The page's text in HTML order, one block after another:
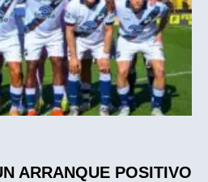
ARRANQUE POSITIVO